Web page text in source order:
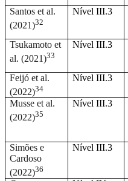
Santos et al.
(2021)32
Nível III.3
Tsukamoto et
al. (2021)33
Nível III.3
Feijó et al.
(2022)34
Nível III.3
Musse et al.
(2022)35
Nível III.3
Simões e
Cardoso
(2022)36
Nível III.3